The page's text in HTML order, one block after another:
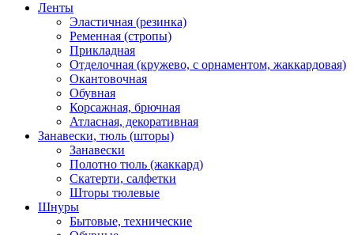
Ленты
Эластичная (резинка)
Ременная (стропы)
Прикладная
Отделочная (кружево, с орнаментом, жаккардовая)
Окантовочная
Обувная
Корсажная, брючная
Атласная, декоративная
Занавески, тюль (шторы)
Занавески
Полотно тюль (жаккард)
Скатерти, салфетки
Шторы тюлевые
Шнуры
Бытовые, технические